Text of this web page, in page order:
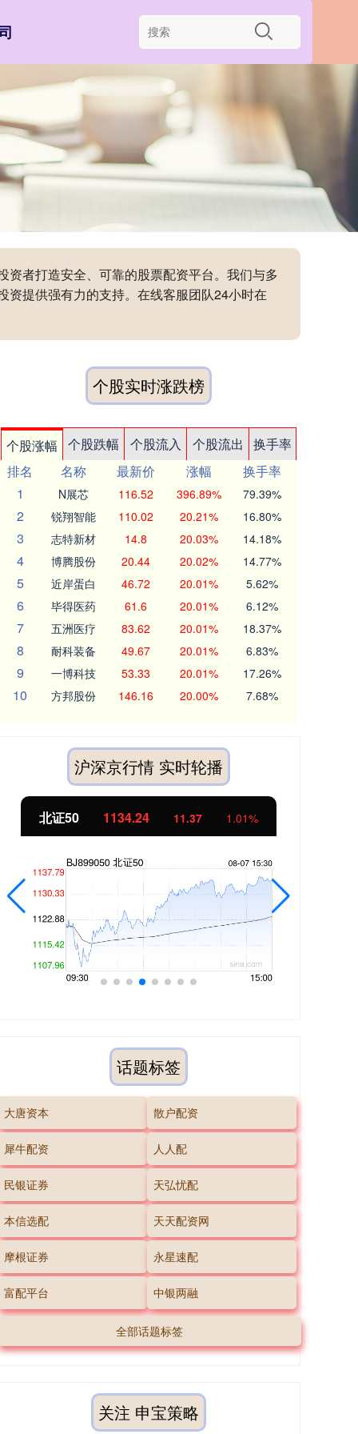
者打造安全、可靠的股票配资平台。我们与多
提供强有力的支持。在线客服团队24小时在
个股实时涨跌榜
个股涨幅 个股跌幅 个股流入 个股流出
换手率
排名
名称 最新价 涨幅
换手率
1
N展芯 116.52 396.89% 79.39%
2 锐翔智能 110.02 20.21% 16.80%
3 志特新材 14.8 20.03% 14.18%
4 博腾股份 20.44 20.02% 14.77%
5 近岸蛋白 46.72 20.01% 5.62%
6 毕得医药 61.6 20.01% 6.12%
7 五洲医疗 83.62 20.01% 18.37%
8 耐科装备 49.67 20.01% 6.83%
9 一博科技 53.33 20.01% 17.26%
10 方邦股份 146.16 20.00% 7.68%
沪深京行情 实时轮播
北证50 1134.24 11.37 1.01%
话题标签
大唐资本 散户配资
犀牛配资 人人配
民银证券 天弘忧配
本信选配 天天配资网
摩根证券 永星速配
富配平台 中银两融
全部话题标签
关注 申宝策略